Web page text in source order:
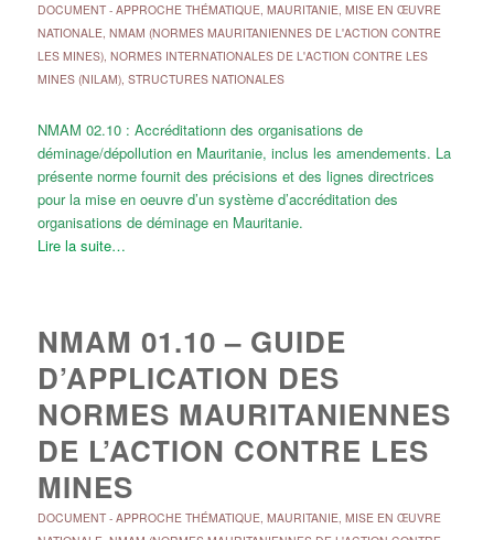
DOCUMENT- APPROCHE THÉMATIQUE, MAURITANIE, MISE EN ŒUVRE
NATIONALE, NMAM (NORMES MAURITANIENNES DE L'ACTION CONTRE
LES MINES), NORMES INTERNATIONALES DE L'ACTION CONTRE LES
MINES (NILAM), STRUCTURES NATIONALES
NMAM 02.10 : Accréditationn des organisations de
déminage/dépollution en Mauritanie, inclus les amendements. La
présente norme fournit des précisions et des lignes directrices
pour la mise en oeuvre d’un système d’accréditation des
organisations de déminage en Mauritanie.
Lire la suite…
NMAM 01.10 – GUIDE
D’APPLICATION DES
NORMES MAURITANIENNES
DE L’ACTION CONTRE LES
MINES
DOCUMENT- APPROCHE THÉMATIQUE, MAURITANIE, MISE EN ŒUVRE